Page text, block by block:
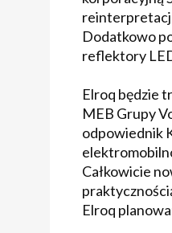
Dodatkowo
reflektory
Elroq będzie
MEB Grupy
odpowiednik
Całkowicie
Elroq